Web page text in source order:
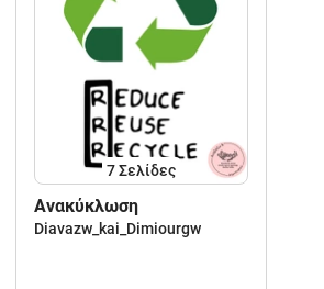
7Σελίδες
Ανακύκλωση
Diavazw_kai_Dimiourgw